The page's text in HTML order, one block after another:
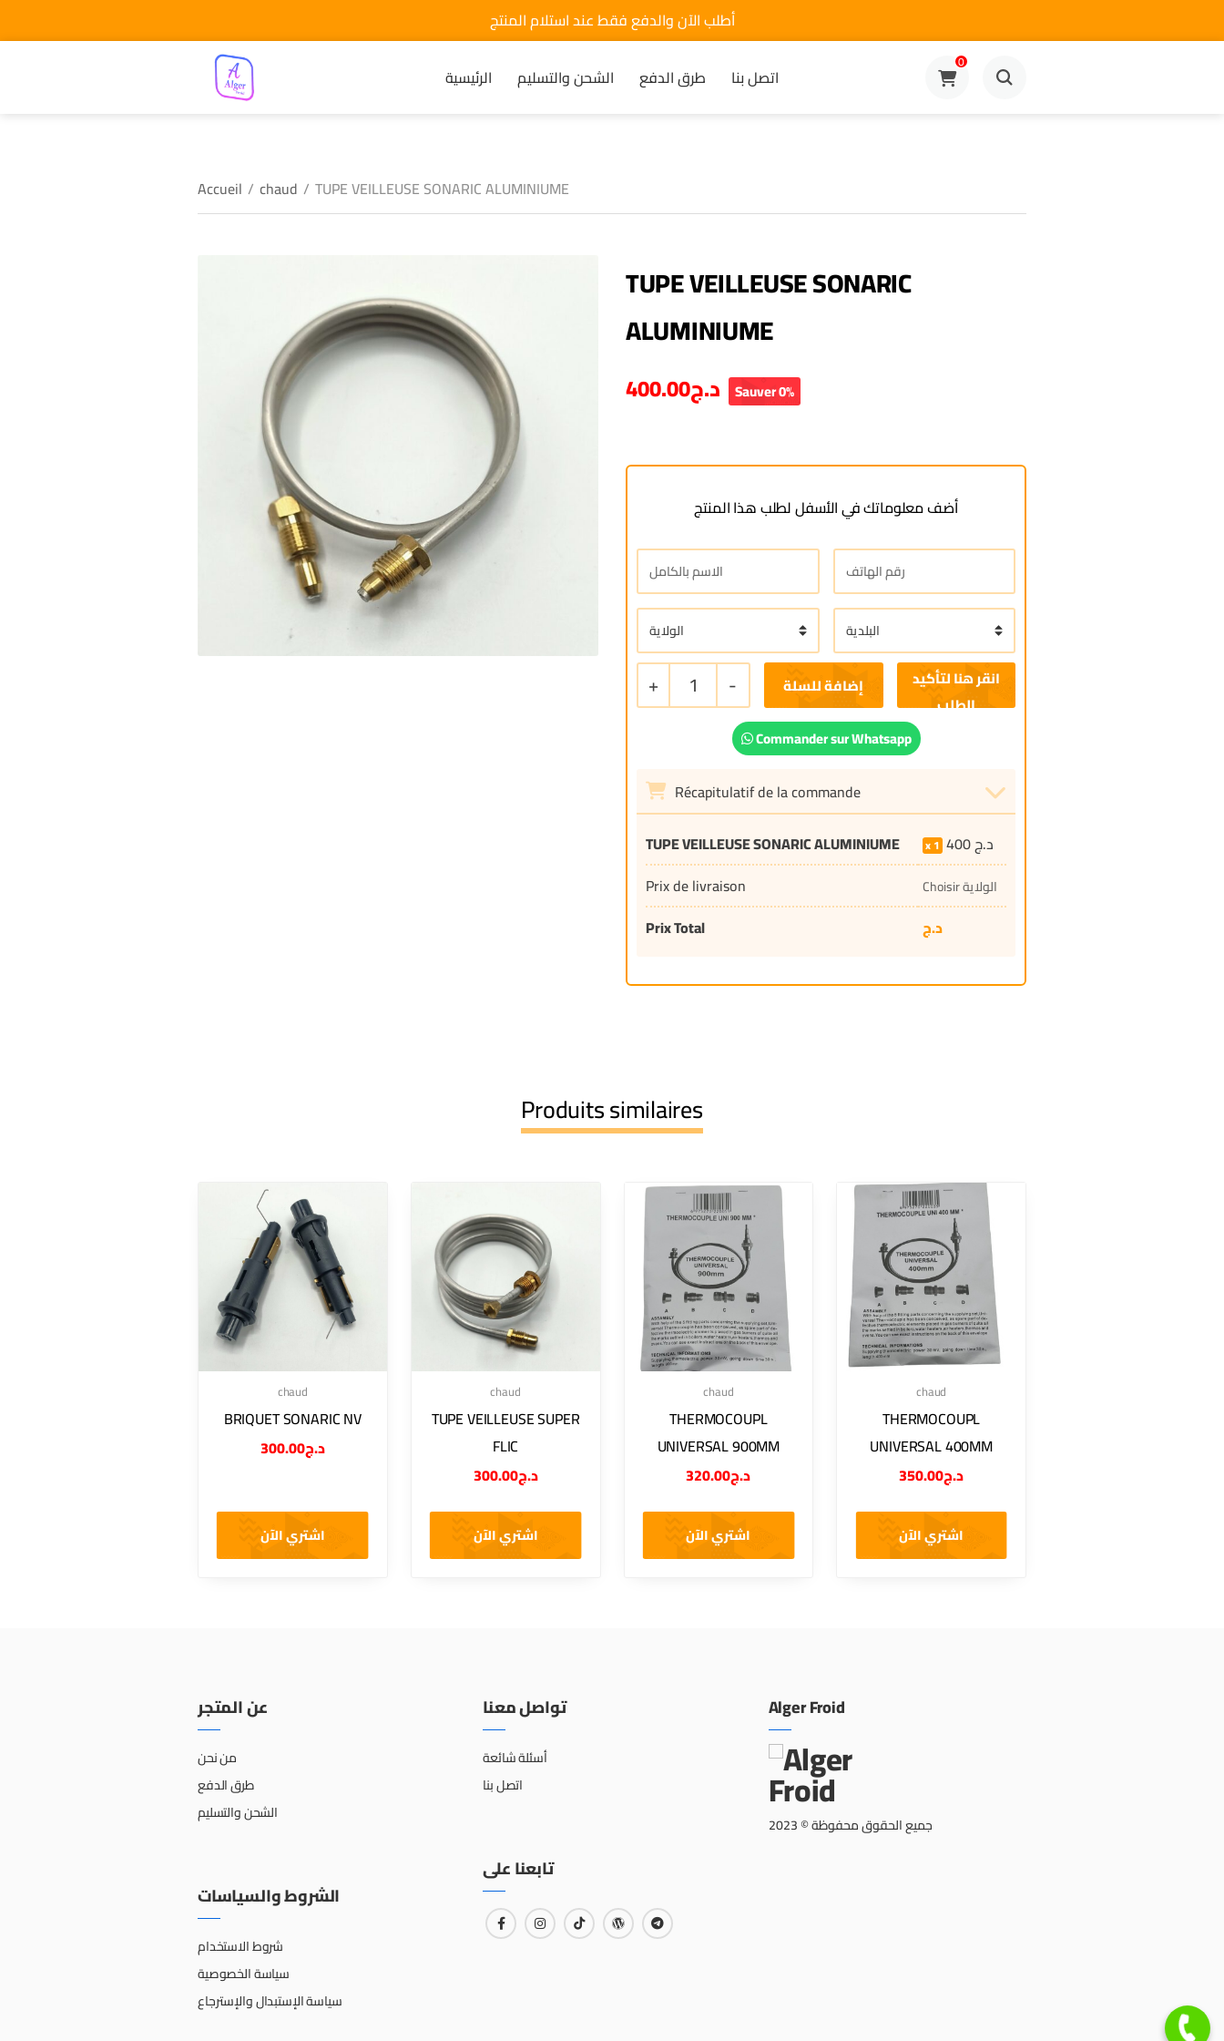
أطلب الآن والدفع فقط عند استلام المنتج
الرئيسية الشحن والتسليم طرق الدفع اتصل بنا
0
Accueil / chaud / TUPE VEILLEUSE SONARIC ALUMINIUME
TUPE VEILLEUSE SONARIC
ALUMINIUME
د.ج400.00 Sauver 0%
أضف معلوماتك في الأسفل لطلب هذا المنتج
+ 1 - إضافة للسلة
Commander sur Whatsapp
Récapitulatif de la commande
TUPE VEILLEUSE SONARIC ALUMINIUME
1 400د.ج
Prix de livraison
Choisir الولاية
Prix Total د.ج
Produits similaires
chaud
BRIQUET SONARIC NV
د.ج300.00
اشتري الآن
chaud
TUPE VEILLEUSE SUPER
FLIC
د.ج300.00
اشتري الآن
chaud
THERMOCOUPL
UNIVERSAL 900MM
د.ج320.00
اشتري الآن
chaud
THERMOCOUPL
UNIVERSAL 400MM
د.ج350.00
اشتري الآن
عن المتجر
من نحن
طرق الدفع
الشحن والتسليم
الشروط والسياسات
شروط الاستخدام
سياسة الخصوصية
سياسة الإستبدال والإسترجاع
تواصل معنا
أسئلة شائعة
اتصل بنا
تابعنا على
Alger Froid
جميع الحقوق محفوظة © 2023